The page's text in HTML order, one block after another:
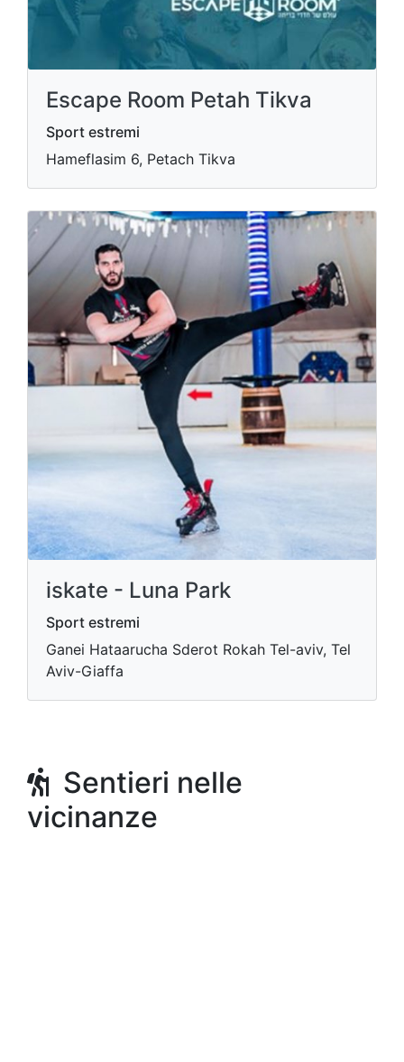
Escape Room Petah Tikva
Sport estremi
Hameflasim 6, Petach Tikva
iskate - Luna Park
Sport estremi
Ganei Hataarucha Sderot Rokah Tel-aviv, Tel
Aviv-Giaffa
Sentieri nelle
vicinanze